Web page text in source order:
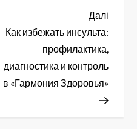
запис
Далі
Как избежать инсульта:
профилактика,
диагностика и контроль
в «Гармония Здоровья»